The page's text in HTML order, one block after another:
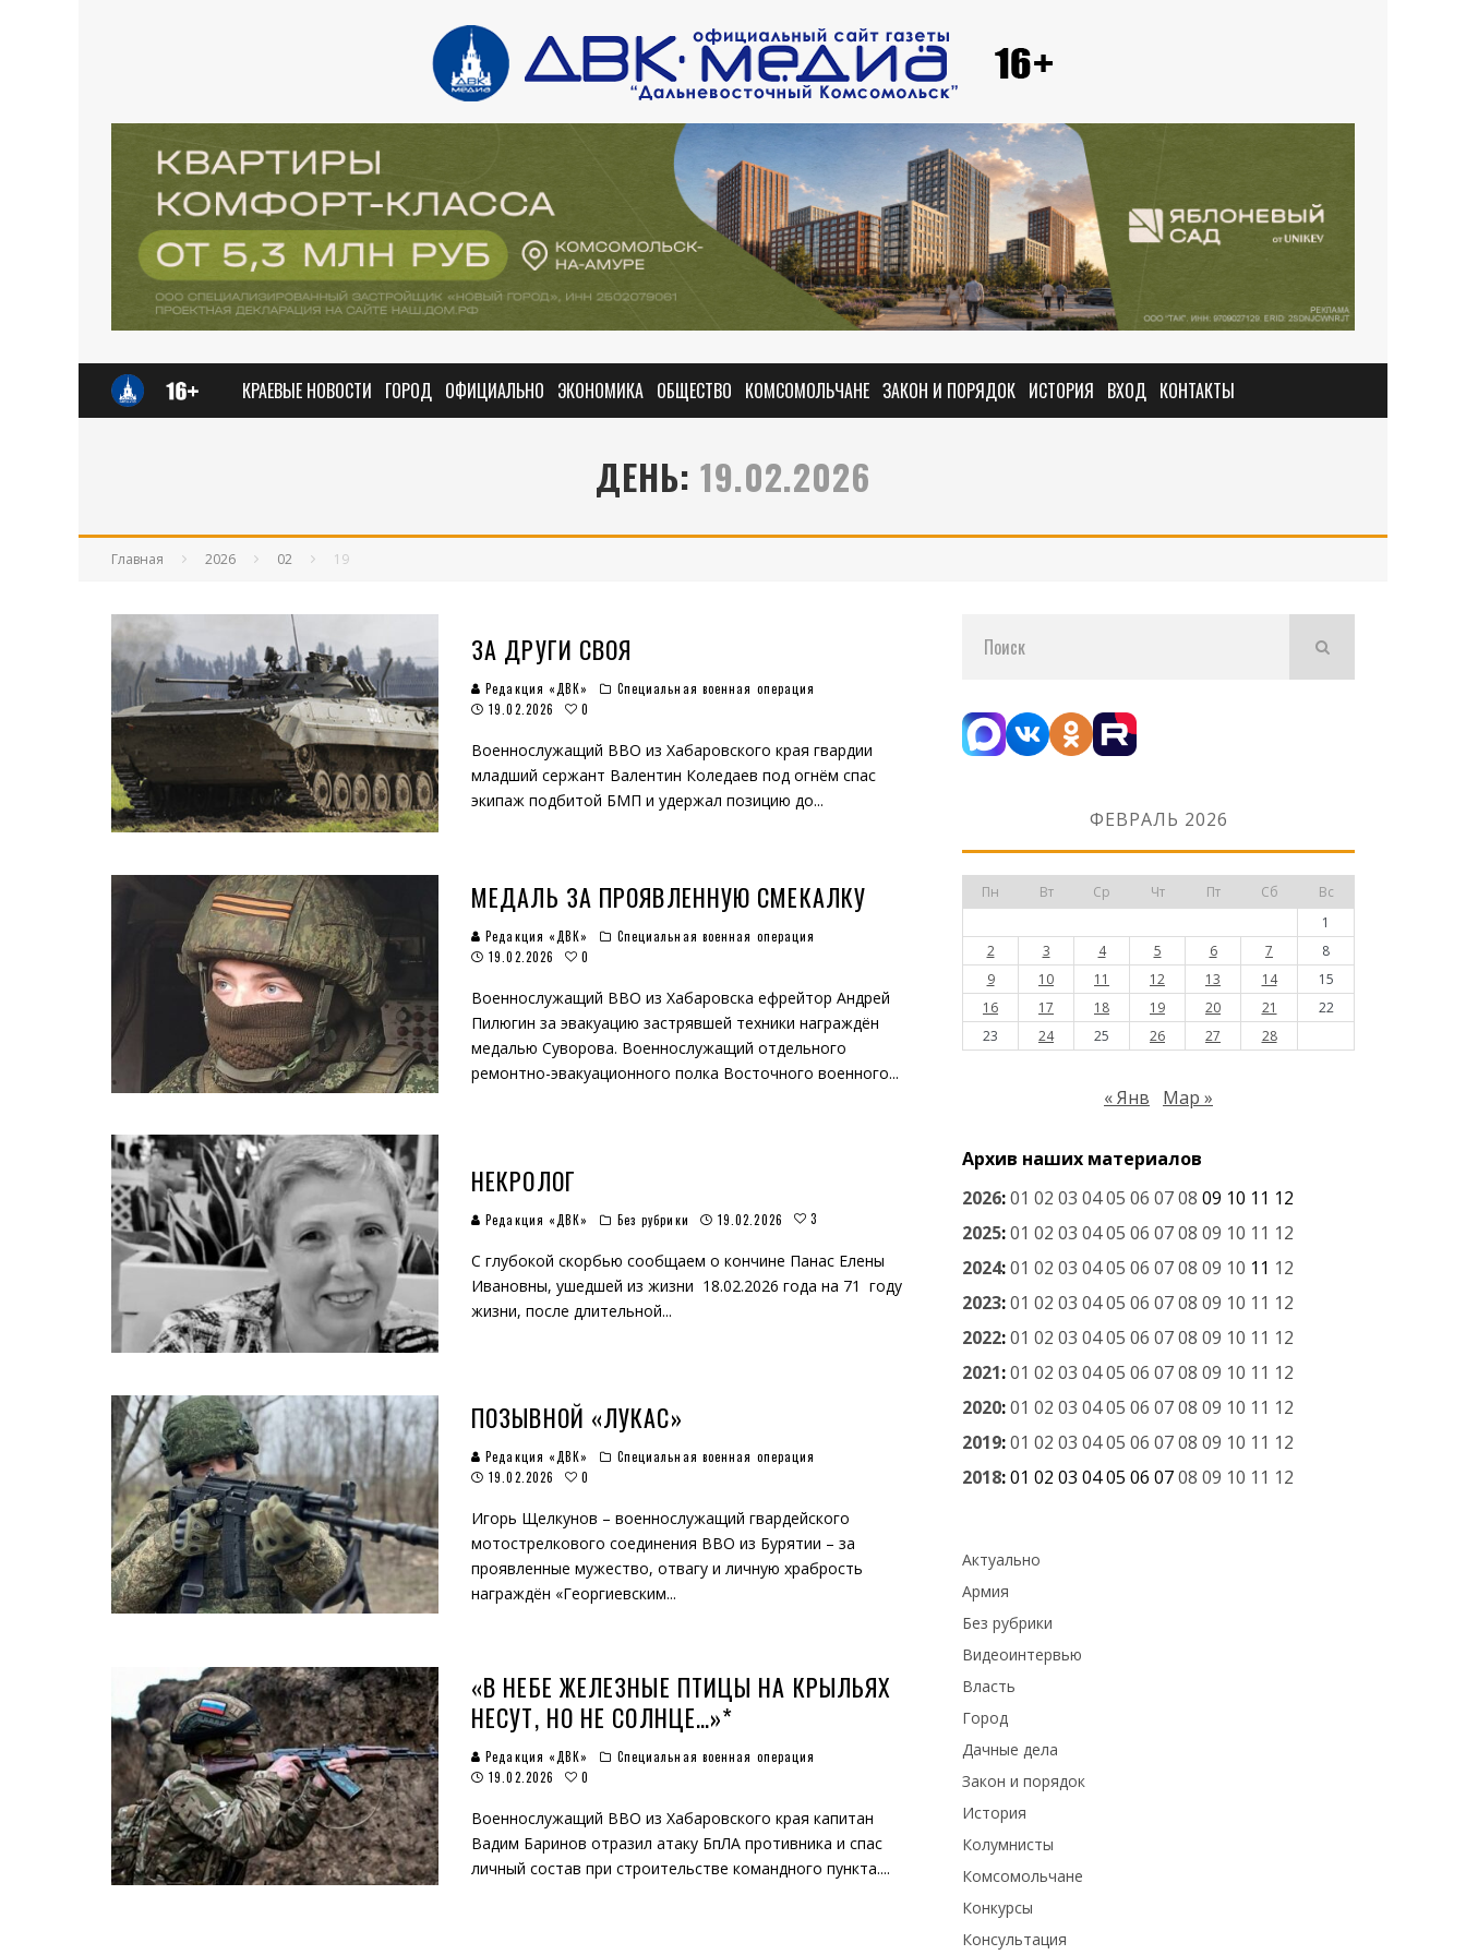
КРАЕВЫЕ НОВОСТИ ГОРОД ОФИЦИАЛЬНО ЭКОНОМИКА ОБЩЕСТВО КОМСОМОЛЬЧАНЕ ЗАКОН И ПОРЯДОК ИСТОРИЯ ВХОД КОНТАКТЫ
ДЕНЬ: 19.02.2026
Главная 2026 02 19
ЗА ДРУГИ СВОЯ
Редакция «ДВК»
Специальная военная операция
19.02.2026
0
Военнослужащий ВВО из Хабаровского края гвардии
младший сержант Валентин Коледаев под огнём спас
экипаж подбитой БМП и удержал позицию до...
МЕДАЛЬ ЗА ПРОЯВЛЕННУЮ СМЕКАЛКУ
Редакция «ДВК»
Специальная военная операция
19.02.2026
0
Военнослужащий ВВО из Хабаровска ефрейтор Андрей
Пилюгин за эвакуацию застрявшей техники награждён
медалью Суворова. Военнослужащий отдельного
ремонтно-эвакуационного полка Восточного военного...
НЕКРОЛОГ
Редакция «ДВК» Без рубрики 19.02.2026 3
С глубокой скорбью сообщаем о кончине Панас Елены
Ивановны, ушедшей из жизни 18.02.2026 года на 71 году
жизни, после длительной...
ПОЗЫВНОЙ «ЛУКАС»
Редакция «ДВК»
Специальная военная операция
19.02.2026
0
Игорь Щелкунов – военнослужащий гвардейского
мотострелкового соединения ВВО из Бурятии – за
проявленные мужество, отвагу и личную храбрость
награждён «Георгиевским...
«В НЕБЕ ЖЕЛЕЗНЫЕ ПТИЦЫ НА КРЫЛЬЯХ
НЕСУТ, НО НЕ СОЛНЦЕ…»*
Редакция «ДВК»
Специальная военная операция
19.02.2026
0
Военнослужащий ВВО из Хабаровского края капитан
Вадим Баринов отразил атаку БпЛА противника и спас
личный состав при строительстве командного пункта....
ФЕВРАЛЬ 2026
Пн Вт Ср Чт Пт Сб
Вс
1
2
3 4 5 6 7
8
9
10 11 12 13 14
15
16
17 18 19 20 21
22
23
24 25 26 27 28
« Янв Мар »
Архив наших материалов
2026:01 02 03 0405 06 0708 09 10 11 12
2025:01 02 03 0405 06 0708 09 10 11 12
2024:01 02 03 0405 06 0708 09 10 11 12
2023:01 02 03 0405 06 0708 09 10 11 12
2022:01 02 03 0405 06 0708 09 10 11 12
2021:01 02 03 0405 06 0708 09 10 11 12
2020:01 02 03 0405 06 0708 09 10 11 12
2019:01 02 03 0405 06 0708 09 10 11 12
2018:01 02 03 0405 06 0708 09 10 11 12
Актуально
Армия
Без рубрики
Видеоинтервью
Власть
Город
Дачные дела
Закон и порядок
История
Колумнисты
Комсомольчане
Конкурсы
Консультация